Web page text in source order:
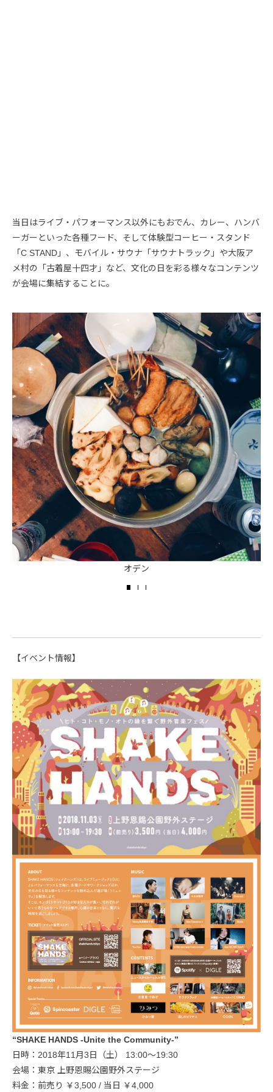
当日はライブ・パフォーマンス以外にもおでん、カレー、ハンバ
ーガーといった各種フード、そして体験型コーヒー・スタンド
「C STAND」、モバイル・サウナ「サウナトラック」や大阪ア
メ村の「古着屋十四才」など、文化の日を彩る様々なコンテンツ
が会場に集結することに。
オデン
【イベント情報】
“SHAKE HANDS -Unite the Community-”
日時：2018年11月3日（土） 13:00〜19:30
会場：東京 上野恩賜公園野外ステージ
料金：前売り ￥3,500 / 当日 ￥4,000